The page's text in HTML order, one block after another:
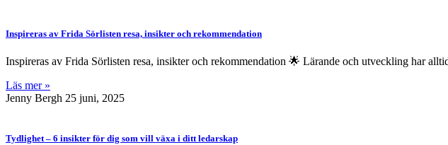
Inspireras av Frida Sörlisten resa, insikter och rekommendation
Inspireras av Frida Sörlisten resa, insikter och rekommendation 🌟 Lärande och utveckling har
Läs mer »
Jenny Bergh 25 juni, 2025
Tydlighet – 6 insikter för dig som vill växa i ditt ledarskap